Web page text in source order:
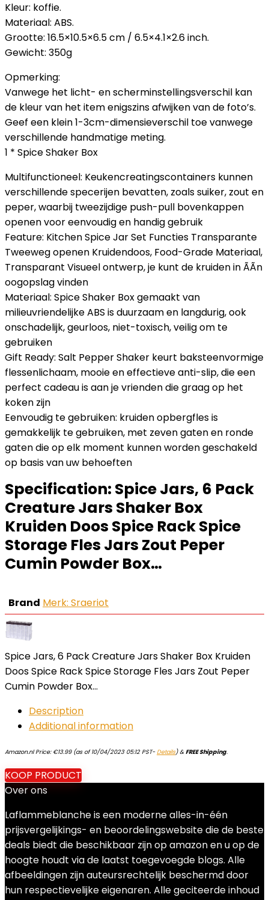
Kleur: koffie.
Materiaal: ABS.
Grootte: 16.5×10.5×6.5 cm / 6.5×4.1×2.6 inch.
Gewicht: 350g
Opmerking:
Vanwege het licht- en scherminstellingsverschil kan
de kleur van het item enigszins afwijken van de foto’s.
Geef een klein 1-3cm-dimensieverschil toe vanwege
verschillende handmatige meting.
1 * Spice Shaker Box
Multifunctioneel: Keukencreatingscontainers kunnen
verschillende specerijen bevatten, zoals suiker, zout en
peper, waarbij tweezijdige push-pull bovenkappen
openen voor eenvoudig en handig gebruik
Feature: Kitchen Spice Jar Set Functies Transparante
Tweeweg openen Kruidendoos, Food-Grade Materiaal,
Transparant Visueel ontwerp, je kunt de kruiden in ÃÃn
oogopslag vinden
Materiaal: Spice Shaker Box gemaakt van
milieuvriendelijke ABS is duurzaam en langdurig, ook
onschadelijk, geurloos, niet-toxisch, veilig om te
gebruiken
Gift Ready: Salt Pepper Shaker keurt baksteenvormige
flessenlichaam, mooie en effectieve anti-slip, die een
perfect cadeau is aan je vrienden die graag op het
koken zijn
Eenvoudig te gebruiken: kruiden opbergfles is
gemakkelijk te gebruiken, met zeven gaten en ronde
gaten die op elk moment kunnen worden geschakeld
op basis van uw behoeften
Specification: Spice Jars, 6 Pack
Creature Jars Shaker Box
Kruiden Doos Spice Rack Spice
Storage Fles Jars Zout Peper
Cumin Powder Box…
Brand Merk: Sraeriot
Spice Jars, 6 Pack Creature Jars Shaker Box Kruiden
Doos Spice Rack Spice Storage Fles Jars Zout Peper
Cumin Powder Box…
Description
Additional information
Amazon.nl Price: €13.99(as of 10/04/2023 05:12 PST-Details)&FREE Shipping.
KOOP PRODUCT
Over ons
Laflammeblanche is een moderne alles-in-één
prijsvergelijkings- en beoordelingswebsite die de beste
deals biedt die beschikbaar zijn op amazon en u op de
hoogte houdt via de laatst toegevoegde blogs. Alle
afbeeldingen zijn auteursrechtelijk beschermd door
hun respectievelijke eigenaren. Alle geciteerde inhoud